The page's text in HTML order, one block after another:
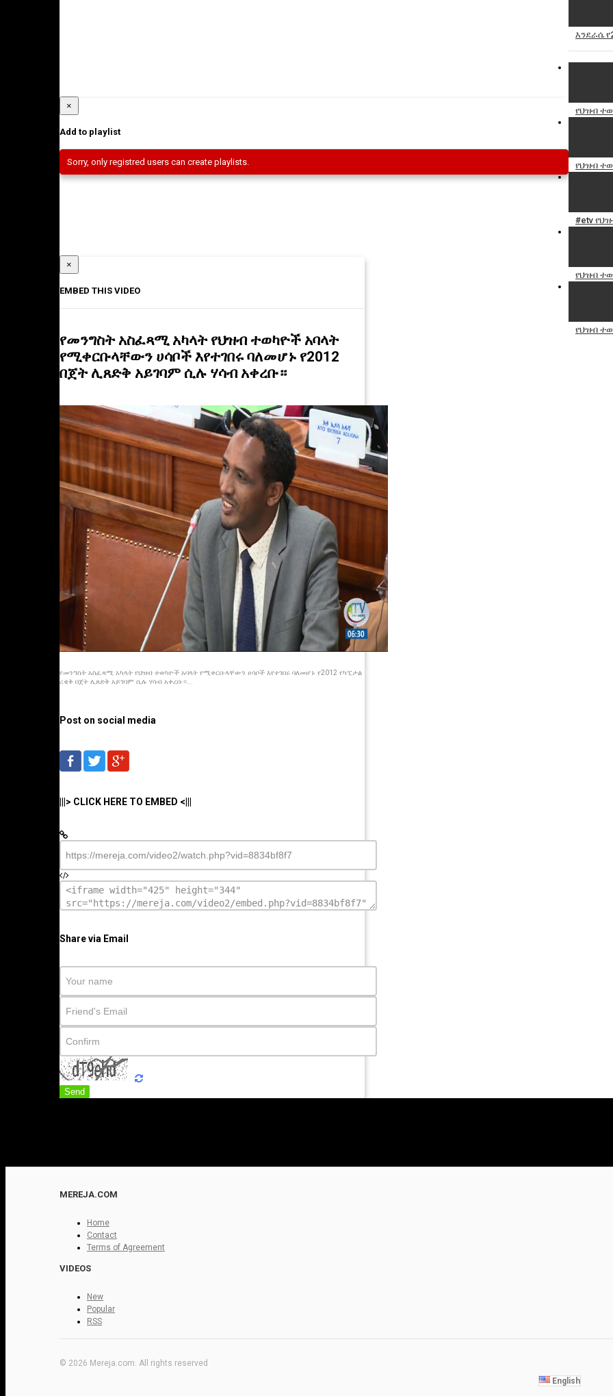
እንደራሴ
የህዝብ
የህዝብ
#etv
የህዝብ
የህዝብ
×
Add to playlist
Sorry, only registred users can create playlists.
×
EMBED THIS VIDEO
የመንግስት አስፈጻሚ አካላት የህዝብ ተወካዮች አባላት
የሚቀርቡላቸውን ሀሳቦች እየተገበሩ ባለመሆኑ የ2012
በጀት ሊጸድቅ አይገባም ሲሉ ሃሳብ አቀረቡ።
የመንግስት አስፈጻሚ አካላት የህዝብ ተወካዮች አባላት የሚቀርቡላቸውን ሀሳቦች እየተገበሩ ባለመሆኑ የ2012 የካፒታል
ረቂቅ በጀት ሊጸድቅ አይገባም ሲሉ ሃሳብ አቀረቡ።...
Post on social media
|||> CLICK HERE TO EMBED <|||
Share via Email
Send
MEREJA.COM
Home
Contact
Terms of Agreement
VIDEOS
New
Popular
RSS
© 2026 Mereja.com. All rights reserved
English